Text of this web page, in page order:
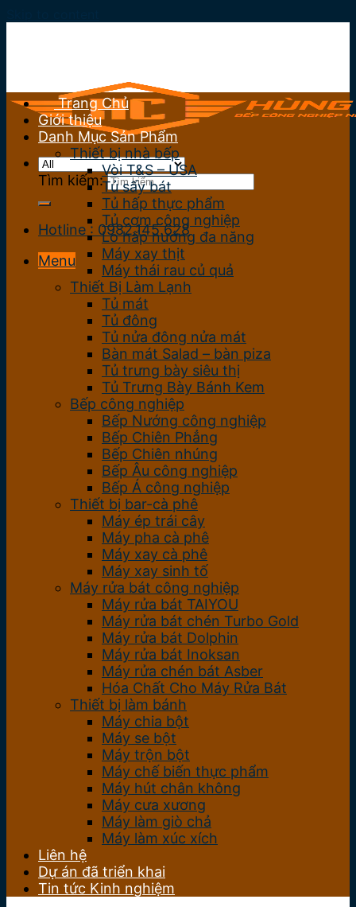
Tìm kiếm:
Hotline : 0982.145.628
Menu
Trang Chủ
Giới thiệu
Danh Mục Sản Phẩm
Thiết bị nhà bếp
Vòi T&S – USA
Tủ sấy bát
Tủ hấp thực phẩm
Tủ cơm công nghiệp
Lò hấp nướng đa năng
Máy xay thịt
Máy thái rau củ quả
Thiết Bị Làm Lạnh
Tủ mát
Tủ đông
Tủ nửa đông nửa mát
Bàn mát Salad – bàn piza
Tủ trưng bày siêu thị
Tủ Trưng Bày Bánh Kem
Bếp công nghiệp
Bếp Nướng công nghiệp
Bếp Chiên Phẳng
Bếp Chiên nhúng
Bếp Âu công nghiệp
Bếp Á công nghiệp
Thiết bị bar-cà phê
Máy ép trái cây
Máy pha cà phê
Máy xay cà phê
Máy xay sinh tố
Máy rửa bát công nghiệp
Máy rửa bát TAIYOU
Máy rửa bát chén Turbo Gold
Máy rửa bát Dolphin
Máy rửa bát Inoksan
Máy rửa chén bát Asber
Hóa Chất Cho Máy Rửa Bát
Thiết bị làm bánh
Máy chia bột
Máy se bột
Máy trộn bột
Máy chế biến thực phẩm
Máy hút chân không
Máy cưa xương
Máy làm giò chả
Máy làm xúc xích
Liên hệ
Dự án đã triển khai
Tin tức Kinh nghiệm